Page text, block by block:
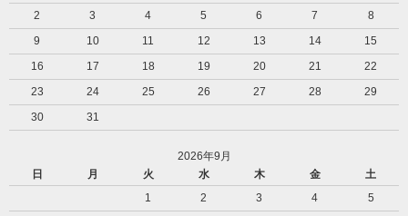
2
3 4 5 6 7
8
9
10 11 12 13 14
15
16
17 18 19 20 21
22
23
24 25 26 27 28
29
30
31
2026年9月
日
月 火 水 木 金
土
1
2 3 4
5